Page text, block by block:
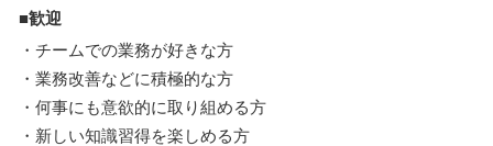
■歓迎
・チームでの業務が好きな方
・業務改善などに積極的な方
・何事にも意欲的に取り組める方
・新しい知識習得を楽しめる方